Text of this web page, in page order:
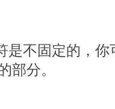
是不固定的，你
部分。